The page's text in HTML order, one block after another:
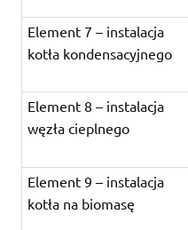
Element 7 – instalacja
kotła kondensacyjnego
Element 8 – instalacja
węzła cieplnego
Element 9 – instalacja
kotła na biomasę